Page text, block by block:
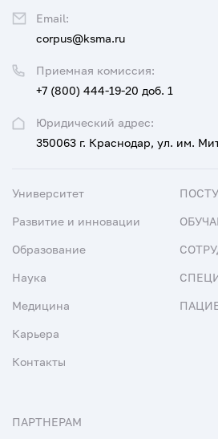
Юридический адрес:
350063 г. Краснодар, ул. им.
Приемная комиссия:
+7 (800) 444-19-20 доб. 1
Email:
corpus@ksma.ru
Университет
Развитие и инновации
Образование
Наука
Медицина
Карьера
Контакты
ПАРТНЕРАМ